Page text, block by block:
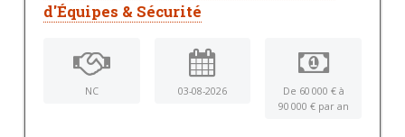
d'Équipes & Sécurité
NC 03-08-2026
De 60 000 € à
90 000 € par an